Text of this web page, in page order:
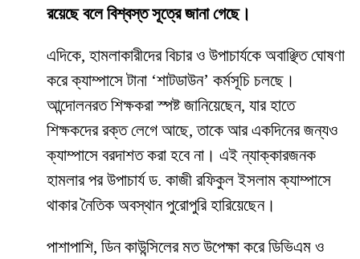
রয়েছে বলে বিশ্বস্ত সূত্রে জানা গেছে।
​এদিকে, হামলাকারীদের বিচার ও উপাচার্যকে অবাঞ্ছিত ঘোষণা
করে ক্যাম্পাসে টানা ‘শাটডাউন’ কর্মসূচি চলছে।
আন্দোলনরত শিক্ষকরা স্পষ্ট জানিয়েছেন, যার হাতে
শিক্ষকদের রক্ত লেগে আছে, তাকে আর একদিনের জন্যও
ক্যাম্পাসে বরদাশত করা হবে না। এই ন্যাক্কারজনক
হামলার পর উপাচার্য ড. কাজী রফিকুল ইসলাম ক্যাম্পাসে
থাকার নৈতিক অবস্থান পুরোপুরি হারিয়েছেন।
​পাশাপাশি, ডিন কাউন্সিলের মত উপেক্ষা করে ডিভিএম ও